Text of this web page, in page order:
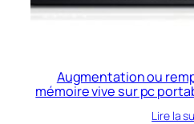
Augmentation ou
mémoire vive sur pc
Lire la